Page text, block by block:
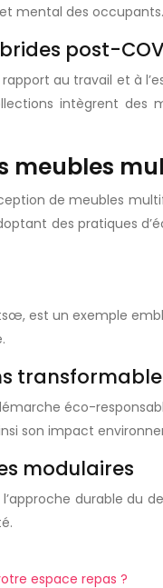
mental des occupants.
post-
au travail et à
intègrent
meubles
de meubles
des pratiques
est un exemple
éco-
son impact
modulaires
durable du
espace repas ?